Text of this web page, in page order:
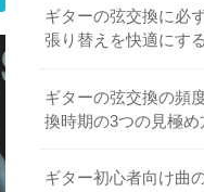
ギターの弦交換に必
張り替えを快適にす
ギターの弦交換の頻
換時期の3つの見極め
ギター初心者向け曲